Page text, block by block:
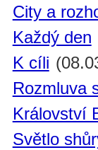
City a
Každý den
K cíli
Rozmluva
Království
Světlo